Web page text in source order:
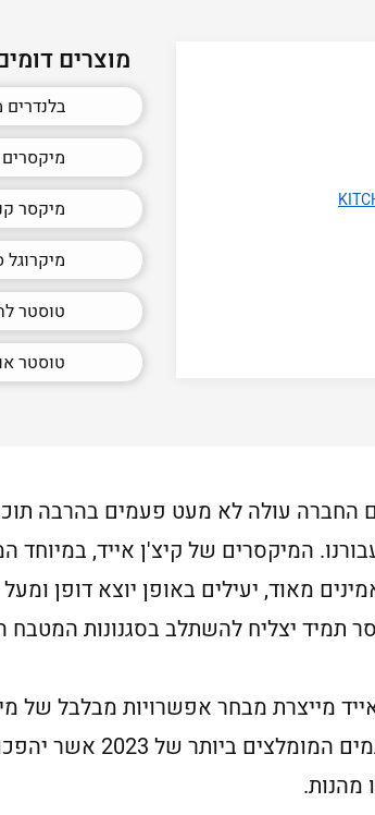
מוצרים
בלנדרים
מיקסר
טוסטר
טוסטר
עולה לא מעט פעמים בהרבה
המיקסרים של קיצ'ן אייד, במיוחד
מאוד, יעילים באופן יוצא דופן
תמיד יצליח להשתלב בסגנונות המטבח
מייצרת מבחר אפשרויות מבלבל של
בלנדר מוט ומעבדי מזון.
מהנות.